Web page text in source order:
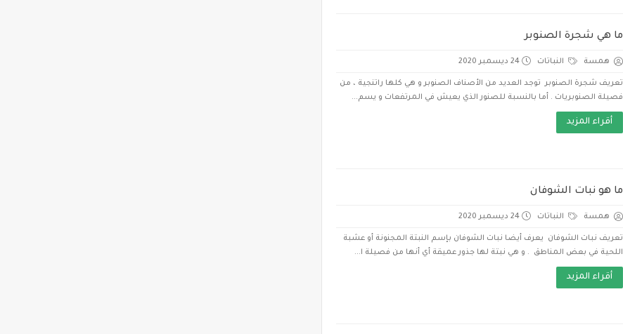
ما هي شجرة الصنوبر
همسة النباتات 24 ديسمبر 2020
تعريف شجرة الصنوبر توجد العديد من الأصناف الصنوبر و هي كلها راتنجية ، من
فصيلة الصنوبريات . أما بالنسبة للصنور الذي يعيش في المرتفعات و يسم...
أقراء المزيد
ما هو نبات الشوفان
همسة النباتات 24 ديسمبر 2020
تعريف نبات الشوفان يعرف أيضا نبات الشوفان بإسم النبتة المجنونة أو عشبة
اللحية في بعض المناطق . و هي نبتة لها جذور عميقة أي أنها من فصيلة ا...
أقراء المزيد